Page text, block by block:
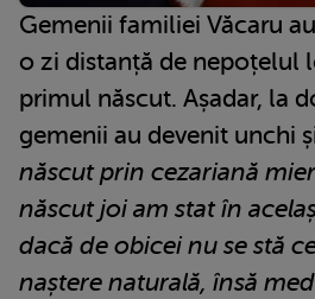
Gemenii familiei Văcaru
o zi distanță de nepoțelul
primul născut. Așadar, la
gemenii au devenit unchi
născut prin cezariană
născut joi am stat în
dacă de obicei nu se stă
naștere naturală, însă